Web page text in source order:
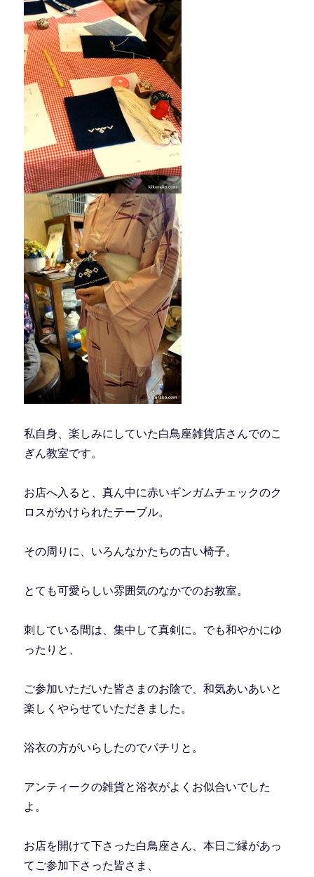
私自身、楽しみにしていた白鳥座雑貨店さんでのこ
ぎん教室です。
お店へ入ると、真ん中に赤いギンガムチェックのク
ロスがかけられたテーブル。
その周りに、いろんなかたちの古い椅子。
とても可愛らしい雰囲気のなかでのお教室。
刺している間は、集中して真剣に。でも和やかにゆ
ったりと、
ご参加いただいた皆さまのお陰で、和気あいあいと
楽しくやらせていただきました。
浴衣の方がいらしたのでパチリと。
アンティークの雑貨と浴衣がよくお似合いでした
よ。
お店を開けて下さった白鳥座さん、本日ご縁があっ
てご参加下さった皆さま、